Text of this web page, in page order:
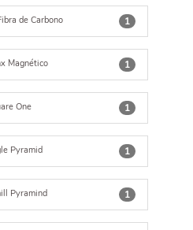
1
de Carbono
1
Magnético
1
One
1
Pyramid
1
Pyramind